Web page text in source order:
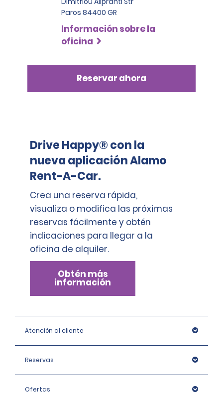
Paros 84400 GR
Información sobre la
oficina
Reservar ahora
Drive Happy® con la
nueva aplicación Alamo
Rent-A-Car.
Crea una reserva rápida,
visualiza o modifica las próximas
reservas fácilmente y obtén
indicaciones para llegar a la
oficina de alquiler.
Obtén más
información
Atención al cliente
Reservas
Ofertas